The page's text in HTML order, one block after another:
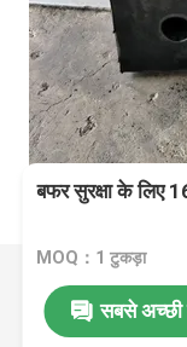
बफर सुरक्षा के लिए
MOQ：1 टुकड़ा
सबसे अच्छी